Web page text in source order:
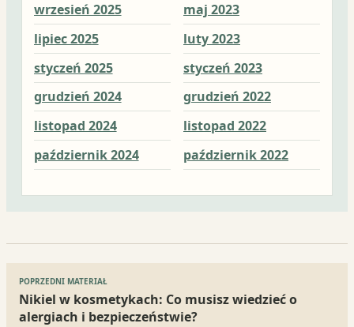
wrzesień 2025
lipiec 2025
styczeń 2025
grudzień 2024
listopad 2024
październik 2024
maj 2023
luty 2023
styczeń 2023
grudzień 2022
listopad 2022
październik 2022
Nawigacja
wpisu
POPRZEDNI MATERIAŁ
Nikiel w kosmetykach: Co musisz wiedzieć o
alergiach i bezpieczeństwie?